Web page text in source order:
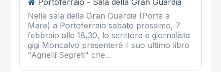
Nella sala della Gran Guardia (Porta a
Mare) a Portoferraio sabato prossimo, 7
febbraio alle 18,30, lo scrittore e giornalista
gigi Moncalvo presenterà il suo ultimo libro
"Agnelli Segreti" che...